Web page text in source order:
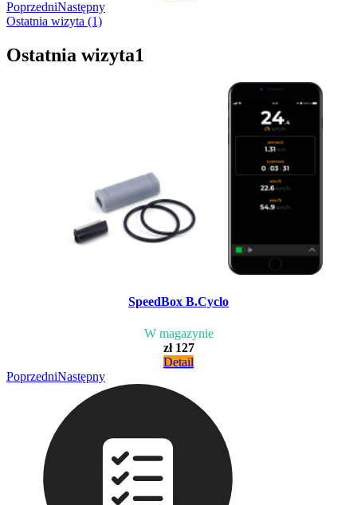
PoprzedniNastępny
Ostatnia wizyta (1)
Ostatnia wizyta1
SpeedBox B.Cyclo
W magazynie
zł 127
Detail
PoprzedniNastępny